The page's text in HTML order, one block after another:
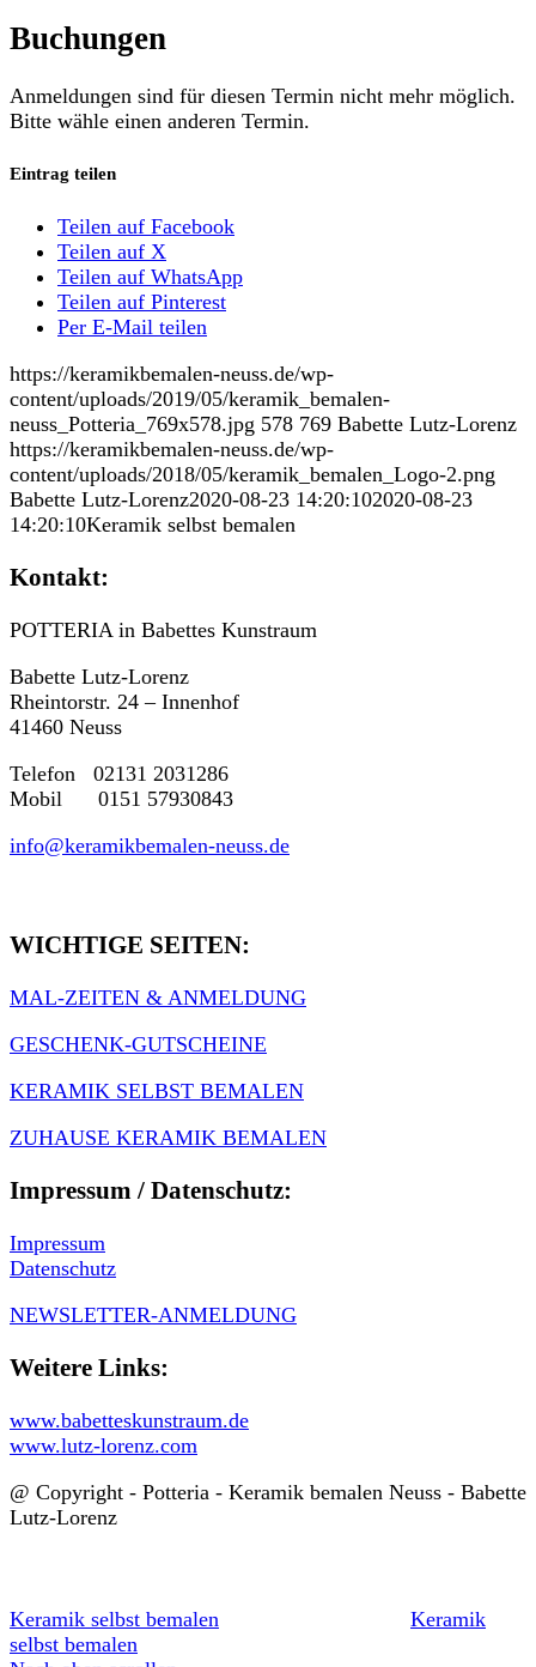
Buchungen
Anmeldungen sind für diesen Termin nicht mehr möglich.
Bitte wähle einen anderen Termin.
Eintrag teilen
Teilen auf Facebook
Teilen auf X
Teilen auf WhatsApp
Teilen auf Pinterest
Per E-Mail teilen
https://keramikbemalen-neuss.de/wp-
content/uploads/2019/05/keramik_bemalen-
neuss_Potteria_769x578.jpg 578 769 Babette Lutz-Lorenz
https://keramikbemalen-neuss.de/wp-
content/uploads/2018/05/keramik_bemalen_Logo-2.png
Babette Lutz-Lorenz2020-08-23 14:20:102020-08-23
14:20:10Keramik selbst bemalen
Kontakt:
POTTERIA in Babettes Kunstraum
Babette Lutz-Lorenz
Rheintorstr. 24 – Innenhof
41460 Neuss
Telefon 02131 2031286
Mobil 0151 57930843
info@keramikbemalen-neuss.de
WICHTIGE SEITEN:
MAL-ZEITEN & ANMELDUNG
GESCHENK-GUTSCHEINE
KERAMIK SELBST BEMALEN
ZUHAUSE KERAMIK BEMALEN
Impressum / Datenschutz:
Impressum
Datenschutz
NEWSLETTER-ANMELDUNG
Weitere Links:
www.babetteskunstraum.de
www.lutz-lorenz.com
@ Copyright - Potteria - Keramik bemalen Neuss - Babette
Lutz-Lorenz
Keramik selbst bemalen
Keramik
selbst bemalen